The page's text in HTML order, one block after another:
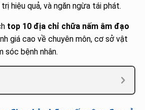
hiệu quả, và ngăn ngừa tái phát.
top 10 địa chỉ chữa nấm âm đạo
giá cao về chuyên môn, cơ sở vật
sóc bệnh nhân.